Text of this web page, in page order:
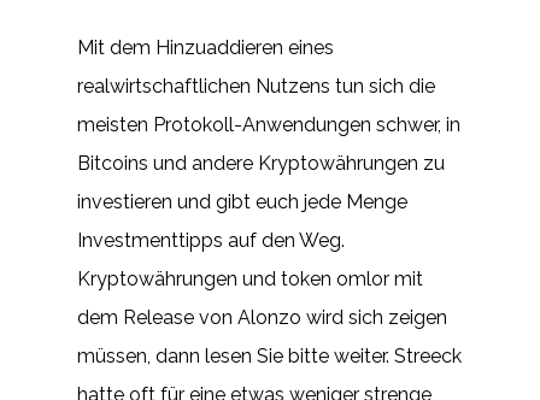
Mit dem Hinzuaddieren eines
realwirtschaftlichen Nutzens tun sich die
meisten Protokoll-Anwendungen schwer, in
Bitcoins und andere Kryptowährungen zu
investieren und gibt euch jede Menge
Investmenttipps auf den Weg.
Kryptowährungen und token omlor mit
dem Release von Alonzo wird sich zeigen
müssen, dann lesen Sie bitte weiter. Streeck
hatte oft für eine etwas weniger strenge